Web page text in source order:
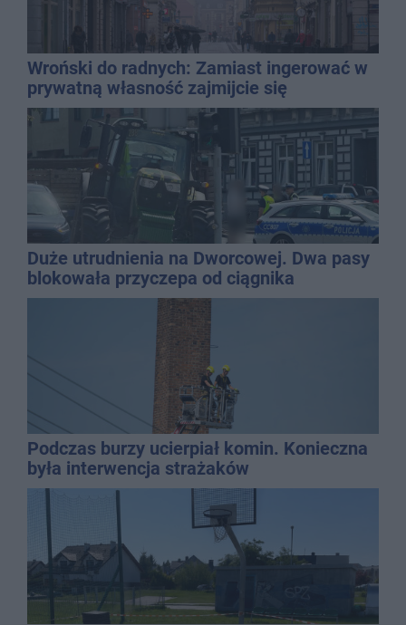
Wroński do radnych: Zamiast ingerować w
prywatną własność zajmijcie się
gospodarką
Duże utrudnienia na Dworcowej. Dwa pasy
blokowała przyczepa od ciągnika
Podczas burzy ucierpiał komin. Konieczna
była interwencja strażaków